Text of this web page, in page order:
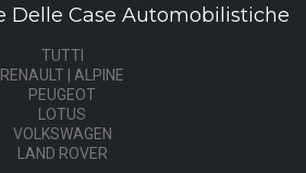
Delle Case Automobilistiche
TUTTI
RENAULT | ALPINE
PEUGEOT
LOTUS
VOLKSWAGEN
LAND ROVER